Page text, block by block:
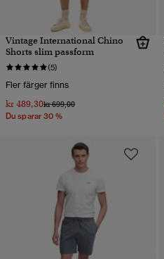
Vintage International Chino
Shorts slim passform
(5)
Fler färger finns
kr 489,30Pris reducerat från
kr 699,00till
Du sparar 30 %